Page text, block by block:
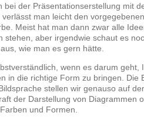
bei der Präsentationserstellung mit
man leicht den
Meist hat man dann zwar alle
stehen, aber irgendwie schaut es
wie man es gern hätte.
wenn es darum geht,
in die richtige Form zu bringen. Die
stellen wir genauso auf
der Darstellung von Diagrammen
und Formen.